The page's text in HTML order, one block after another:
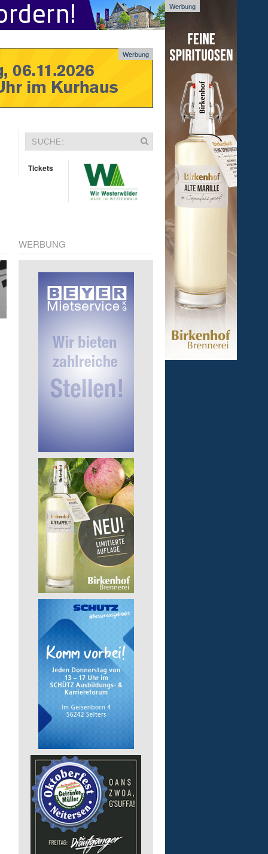
Werbung
Werbung
Tickets
WERBUNG